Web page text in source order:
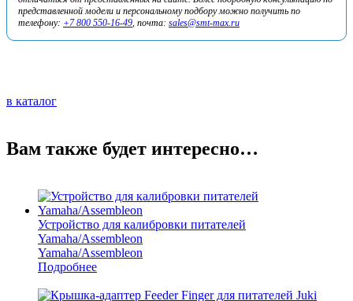
представленной модели и персональному подбору можно получить по
телефону: +7 800 550-16-49, почта: sales@smt-max.ru
в каталог
Вам также будет интересно…
Устройство для калибровки питателей
Yamaha/Assembleon
Yamaha/Assembleon
Подробнее